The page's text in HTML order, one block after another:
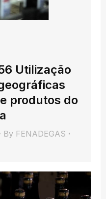
Utilização
produtos do
By FENADEGAS